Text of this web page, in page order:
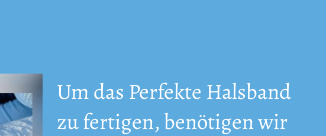
Um das Perfekte Halsband
zu fertigen, benötigen wir